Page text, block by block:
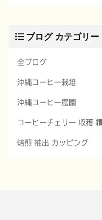
ブログ カテゴリー
全ブログ
沖縄コーヒー栽培
沖縄コーヒー農園
コーヒーチェリー 収穫
焙煎 抽出 カッピング